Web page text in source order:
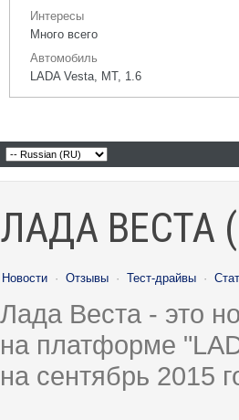
Интересы
Много всего
Автомобиль
LADA Vesta, МТ, 1.6
ЛАДА ВЕСТА
Новости · Отзывы · Тест-драйвы ·
Лада Веста - это
на платформе
на сентябрь 2015